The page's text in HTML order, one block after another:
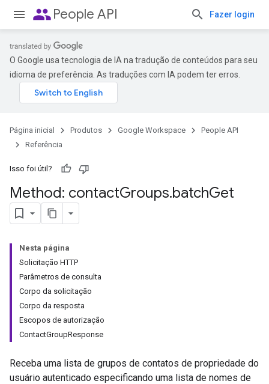
peoplePeople API Fazer login
O Google usa tecnologia de IA na tradução de conteúdos para seu
idioma de preferência. As traduções com IA podem ter erros.
Página inicial Produtos Google Workspace
People API
Referência
Isso foi útil?
Method: contactGroups.batchGet
Nesta página
Solicitação HTTP
Parâmetros de consulta
Corpo da solicitação
Corpo da resposta
Escopos de autorização
ContactGroupResponse
Receba uma lista de grupos de contatos de propriedade do
usuário autenticado especificando uma lista de nomes de